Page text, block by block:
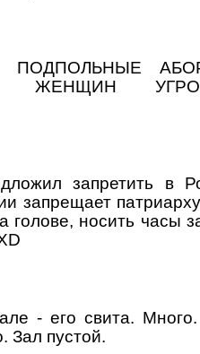
ЖЕНЩИН
запретить в
запрещает
голове, носить часы
- его свита.
Зал пустой.